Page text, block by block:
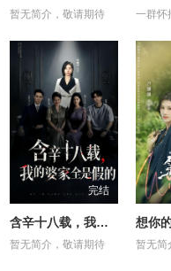
暂无简介，敬请期待
完结
含辛十八载，我的婆家全是假的
暂无简介，敬请期待
想你
暂无简